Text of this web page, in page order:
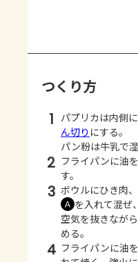
つくり方
1 パプリカは内側
ん切り にする。
パン粉は牛乳で湿
2 フライパンに油
す。
3 ボウルにひき肉
Ａ を入れて混ぜ
空気を抜きなが
める。
4 フライパンに油